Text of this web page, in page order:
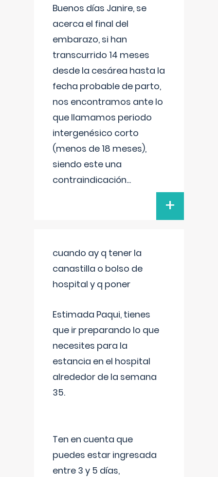
Buenos días Janire, se
acerca el final del
embarazo, si han
transcurrido 14 meses
desde la cesárea hasta la
fecha probable de parto,
nos encontramos ante lo
que llamamos periodo
intergenésico corto
(menos de 18 meses),
siendo este una
contraindicación...
+
cuando ay q tener la
canastilla o bolso de
hospital y q poner
Estimada Paqui, tienes
que ir preparando lo que
necesites para la
estancia en el hospital
alrededor de la semana
35.
Ten en cuenta que
puedes estar ingresada
entre 3 y 5 días,